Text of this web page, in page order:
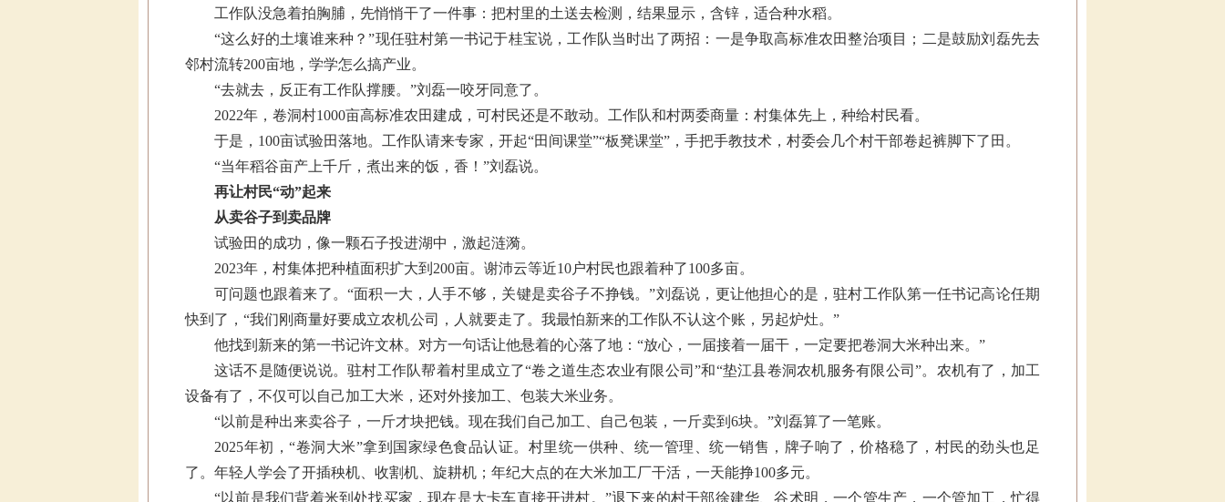
工作队没急着拍胸脯，先悄悄干了一件事：把村里的土送去检测，结果显示，含锌，适合种水稻。
“这么好的土壤谁来种？”现任驻村第一书记于桂宝说，工作队当时出了两招：一是争取高标准农田整治项目；二是鼓励刘磊先去
邻村流转200亩地，学学怎么搞产业。
“去就去，反正有工作队撑腰。”刘磊一咬牙同意了。
2022年，卷洞村1000亩高标准农田建成，可村民还是不敢动。工作队和村两委商量：村集体先上，种给村民看。
于是，100亩试验田落地。工作队请来专家，开起“田间课堂”“板凳课堂”，手把手教技术，村委会几个村干部卷起裤脚下了田。
“当年稻谷亩产上千斤，煮出来的饭，香！”刘磊说。
再让村民“动”起来
从卖谷子到卖品牌
试验田的成功，像一颗石子投进湖中，激起涟漪。
2023年，村集体把种植面积扩大到200亩。谢沛云等近10户村民也跟着种了100多亩。
可问题也跟着来了。“面积一大，人手不够，关键是卖谷子不挣钱。”刘磊说，更让他担心的是，驻村工作队第一任书记高论任期
快到了，“我们刚商量好要成立农机公司，人就要走了。我最怕新来的工作队不认这个账，另起炉灶。”
他找到新来的第一书记许文林。对方一句话让他悬着的心落了地：“放心，一届接着一届干，一定要把卷洞大米种出来。”
这话不是随便说说。驻村工作队帮着村里成立了“卷之道生态农业有限公司”和“垫江县卷洞农机服务有限公司”。农机有了，加工
设备有了，不仅可以自己加工大米，还对外接加工、包装大米业务。
“以前是种出来卖谷子，一斤才块把钱。现在我们自己加工、自己包装，一斤卖到6块。”刘磊算了一笔账。
2025年初，“卷洞大米”拿到国家绿色食品认证。村里统一供种、统一管理、统一销售，牌子响了，价格稳了，村民的劲头也足
了。年轻人学会了开插秧机、收割机、旋耕机；年纪大点的在大米加工厂干活，一天能挣100多元。
“以前是我们背着米到处找买家，现在是大卡车直接开进村。”退下来的村干部徐建华、谷术明，一个管生产，一个管加工，忙得